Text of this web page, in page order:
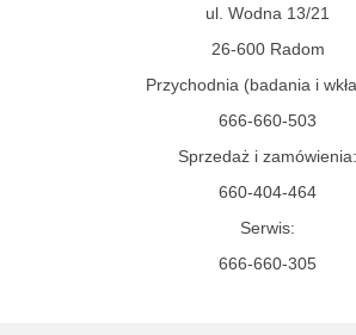
ul. Wodna 13/21
26-600 Radom
Przychodnia (badania i
666-660-503
Sprzedaż i zamówienia:
660-404-464
Serwis:
666-660-305